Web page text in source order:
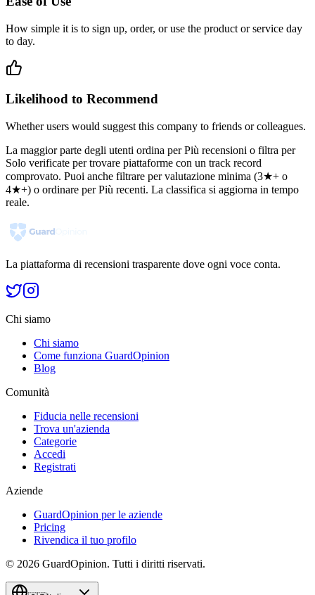
How simple it is to sign up, order, or use the product or service day
to day.
Likelihood to Recommend
Whether users would suggest this company to friends or colleagues.
La maggior parte degli utenti ordina per Più recensioni o filtra per
Solo verificate per trovare piattaforme con un track record
comprovato. Puoi anche filtrare per valutazione minima (3★+ o
4★+) o ordinare per Più recenti. La classifica si aggiorna in tempo
reale.
La piattaforma di recensioni trasparente dove ogni voce conta.
Chi siamo
Chi siamo
Come funziona GuardOpinion
Blog
Comunità
Fiducia nelle recensioni
Trova un'azienda
Categorie
Accedi
Registrati
Aziende
GuardOpinion per le aziende
Pricing
Rivendica il tuo profilo
© 2026 GuardOpinion. Tutti i diritti riservati.